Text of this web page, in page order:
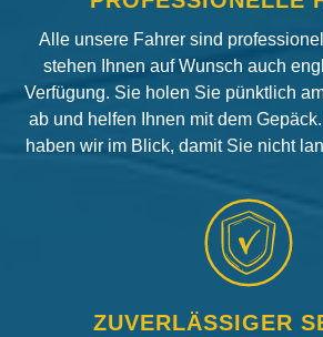
Alle unsere Fahrer sind
stehen Ihnen auf Wunsch auch
Verfügung. Sie holen Sie pünktlich
ab und helfen Ihnen mit dem
haben wir im Blick, damit Sie nicht
ZUVERLÄSSIGER